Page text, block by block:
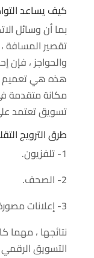
كيف يساعد
بما أن وسائل
تقصير المسافة ،
والحواجز ، فإن
هذه هي تعميم
مكانة متقدمة
تسويق تعتمد
طرق الترويج
1- تلفزيون.
2- الصحف.
3- إعلانات مصورة في الشارع.
نتائجها ، مهما
التسويق الرقمي